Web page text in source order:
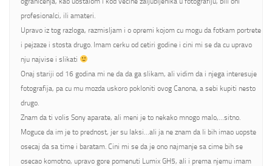
profesionalci, ili amateri.
Upravo iz tog razloga, razmisljam i o opremi kojom cu mogu da fotkam portrete
i pejzaze i stosta drugo. Imam cerku od cetiri godine i cini mi se da cu upravo
nju najvise i slikati
Onaj stariji od 16 godina mi ne da da ga slikam, ali vidim da i njega interesuje
fotografija, pa cu mu mozda uskoro pokloniti ovog Canona, a sebi kupiti nesto
drugo.
Znam da ti volis Sony aparate, ali meni je to nekako mnogo malo,…sitno.
Moguce da im je to prednost, jer su laksi…ali ja ne znam da li bih imao uopste
osecaj da sa time i baratam. Cini mi se da je ono najmanje sa cime bih se
osecao komotno, upravo gore pomenuti Lumix GH5, ali i prema njemu imam